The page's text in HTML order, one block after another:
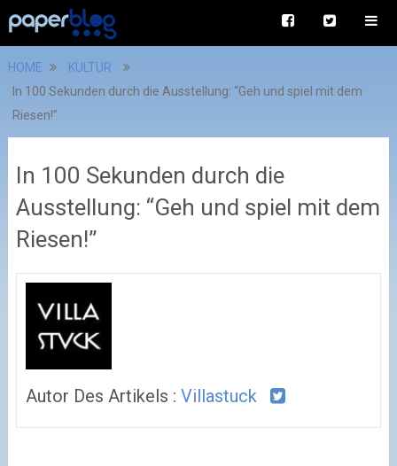
HOME
KULTUR
In 100 Sekunden durch die Ausstellung: “Geh und spiel mit dem
Riesen!”
In 100 Sekunden durch die
Ausstellung: “Geh und spiel mit dem
Riesen!”
Autor Des Artikels : Villastuck